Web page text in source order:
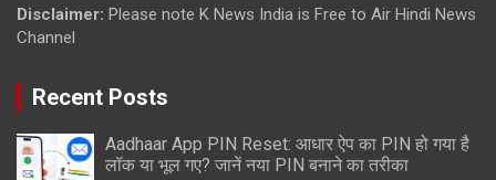
Disclaimer: Please note K News India is Free to Air Hindi News
Channel
Recent Posts
Aadhaar App PIN Reset: आधार ऐप का PIN हो गया है
लॉक या भूल गए? जानें नया PIN बनाने का तरीका